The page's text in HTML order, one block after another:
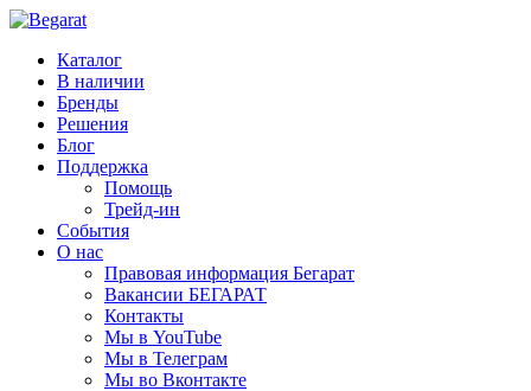
Каталог
В наличии
Бренды
Решения
Блог
Поддержка
Помощь
Трейд-ин
События
О нас
Правовая информация Бегарат
Вакансии БЕГАРАТ
Контакты
Мы в YouTube
Мы в Телеграм
Мы во Вконтакте